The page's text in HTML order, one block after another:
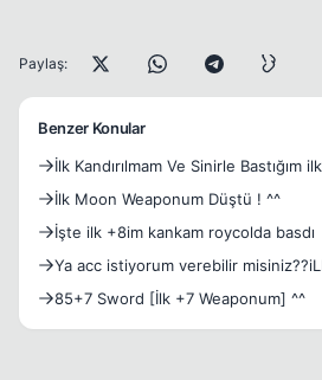
Paylaş:
Benzer Konular
İlk Kandırılmam Ve Sinirle Bastığım
İlk Moon Weaponum Düştü ! ^^
İşte ilk +8im kankam roycolda basdı
Ya acc istiyorum verebilir
:)
85+7 Sword [İlk +7 Weaponum] ^^